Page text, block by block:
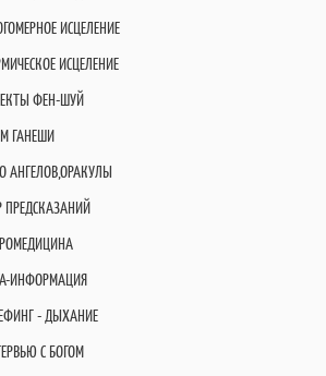
ИСЦЕЛЕНИЕ
ИСЦЕЛЕНИЕ
ФЕН-ШУЙ
ГАНЕШИ
АНГЕЛОВ,ОРАКУЛЫ
ПРЕДСКАЗАНИЙ
ИНФОРМАЦИЯ
- ДЫХАНИЕ
С БОГОМ